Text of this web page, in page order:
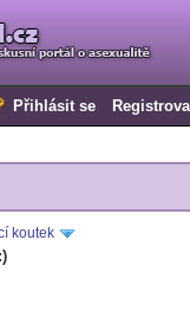
Přihlásit se
koutek